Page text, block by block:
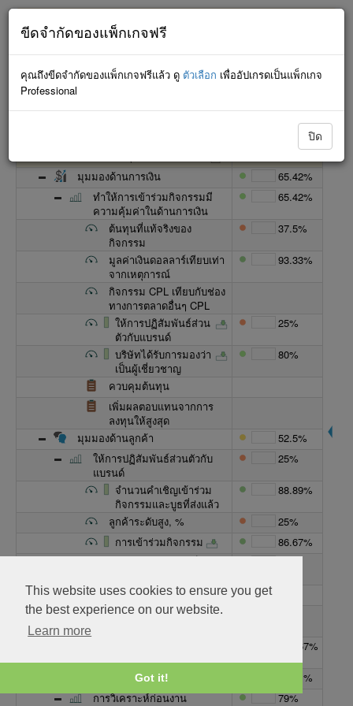
This website uses cookies to ensure you get
the best experience on our website.
Learn more
Got it!
กำลังพยายามเชื่อมต่อ... จะไม่มีการบันทึกการเปลี่ยนแปลงจนกว่า
จะเชื่อมต่อใหม่สำเร็จ
แบบมินิมัลลิสต์
มุมมองด้านการเงิน
65.42%
ทำให้การเข้าร่วมกิจกรรมมี
ความคุ้มค่าในด้านการเงิน
65.42%
ต้นทุนที่แท้จริงของ
กิจกรรม
37.5%
มูลค่าเงินดอลลาร์เทียบเท่า
จากเหตุการณ์
93.33%
กิจกรรม CPL เทียบกับช่อง
ทางการตลาดอื่นๆ CPL
ให้การปฏิสัมพันธ์ส่วน
ตัวกับแบรนด์
25%
บริษัทได้รับการมองว่า
เป็นผู้เชี่ยวชาญ
80%
ควบคุมต้นทุน
เพิ่มผลตอบแทนจากการ
ลงทุนให้สูงสุด
มุมมองด้านลูกค้า
52.5%
ให้การปฏิสัมพันธ์ส่วนตัวกับ
แบรนด์
25%
จำนวนคำเชิญเข้าร่วม
กิจกรรมและบูธที่ส่งแล้ว
88.89%
ลูกค้าระดับสูง, %
25%
การเข้าร่วมกิจกรรม
86.67%
การรับรู้แบรนด์, %
จัดความสอดคล้องกับ
เหตุการณ์
116.67%
กระบวนการภายใน
94.11%
การวิเคราะห์ก่อนงาน
79%
ขีดจำกัดของแพ็กเกจฟรี
คุณถึงขีดจำกัดของแพ็กเกจฟรีแล้ว ดู ตัวเลือก เพื่ออัปเกรดเป็นแพ็กเกจ
Professional
ปิด